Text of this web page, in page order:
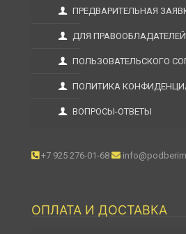
ПРЕДВАРИТЕЛЬНАЯ
ДЛЯ ПРАВООБЛАДАТЕЛЕЙ
ПОЛЬЗОВАТЕЛЬСКОГО
ПОЛИТИКА
ВОПРОСЫ-ОТВЕТЫ
+7 925 276-01-68
ОПЛАТА И ДОСТАВКА